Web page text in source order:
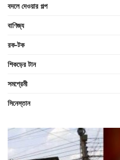
বদলে দেওয়ার গল্প
বাণিজ্য
রক-টক
শিকড়ের টান
সমপ্রেমী
সিনেস্তান